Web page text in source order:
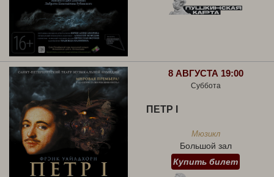
8 АВГУСТА 19:00
Суббота
ПЕТР I
Мюзикл
Большой зал
Купить билет